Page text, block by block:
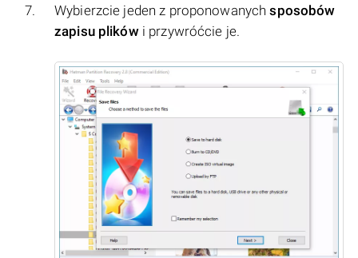
Wybierzcie jeden z proponowanychsposobów
zapisu plikówi przywróćcie je.